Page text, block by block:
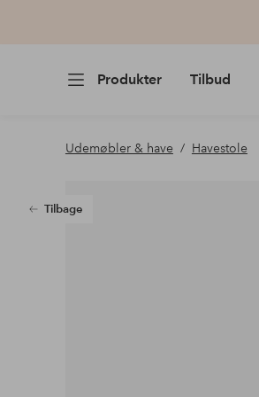
Produkter Tilbud
Udemøbler & have Havestole
Tilbage